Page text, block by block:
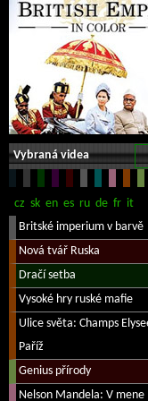
Vybraná videa